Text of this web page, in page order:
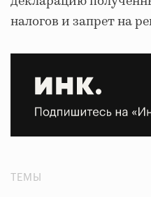
налогов и запрет на
ТЕМЫ